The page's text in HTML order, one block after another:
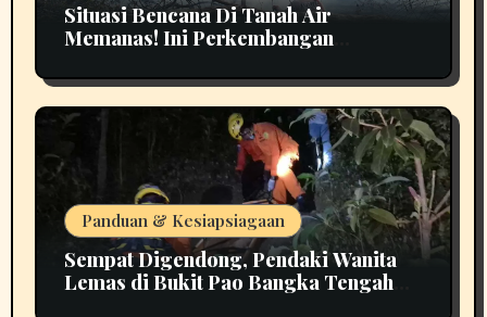
Situasi Bencana Di Tanah Air
Memanas! Ini Perkembangan
Panduan & Kesiapsiagaan
Sempat Digendong, Pendaki Wanita
Lemas di Bukit Pao Bangka Tengah